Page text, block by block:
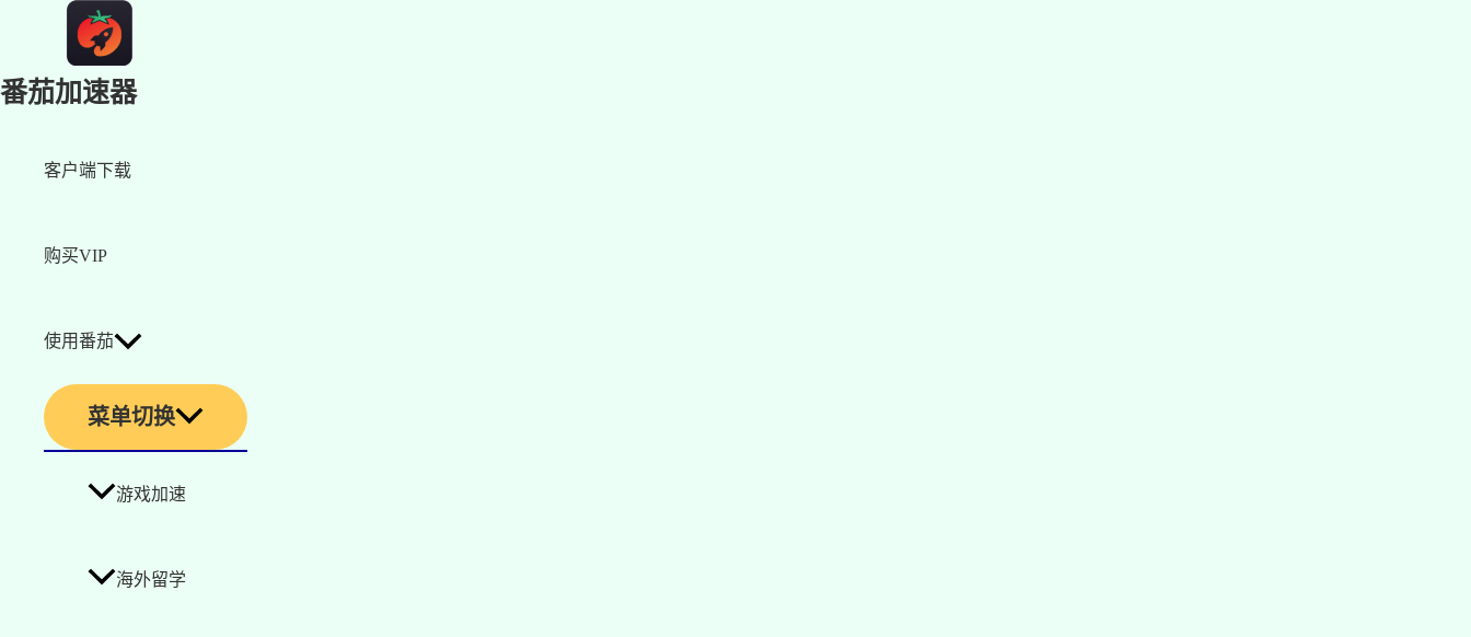
番茄加速器
客户端下载
购买VIP
使用番茄
菜单切换
游戏加速
海外留学